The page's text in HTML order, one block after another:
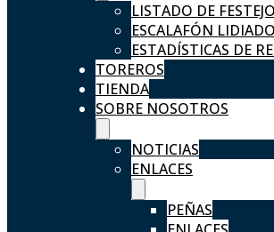
LISTADO DE
ESCALAFÓN
ESTADÍSTICAS DE
TOREROS
TIENDA
SOBRE NOSOTROS
NOTICIAS
ENLACES
PEÑAS